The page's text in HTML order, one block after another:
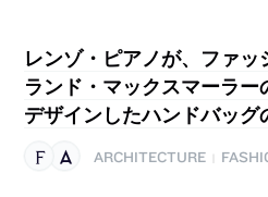
レンゾ・ピアノが、ファッ
ランド・マックスマーラー
デザインしたハンドバッグ
ARCHITECTURE